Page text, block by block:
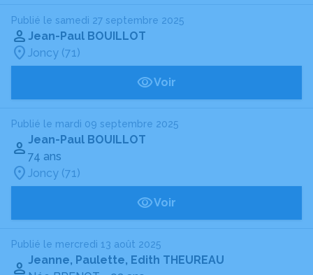
Publié le samedi 27 septembre 2025
Jean-Paul BOUILLOT
Joncy (71)
Voir
Publié le mardi 09 septembre 2025
Jean-Paul BOUILLOT
74 ans
Joncy (71)
Voir
Publié le mercredi 13 août 2025
Jeanne, Paulette, Edith THEUREAU